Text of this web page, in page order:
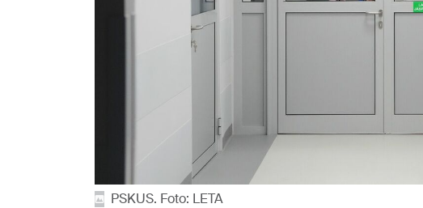
PSKUS. Foto: LETA